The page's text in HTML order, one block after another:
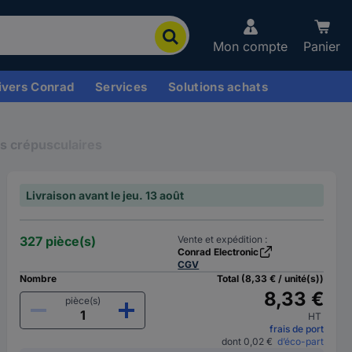
Mon compte Panier
Conrad Services Solutions achats
crépusculaires
Livraison avant le jeu. 13 août
327 pièce(s)
Vente et expédition :
Conrad Electronic
CGV
Nombre
pièce(s)
Total (8,33 € / unité(s))
8,33 €
HT
frais de port
dont 0,02 € d’éco-part